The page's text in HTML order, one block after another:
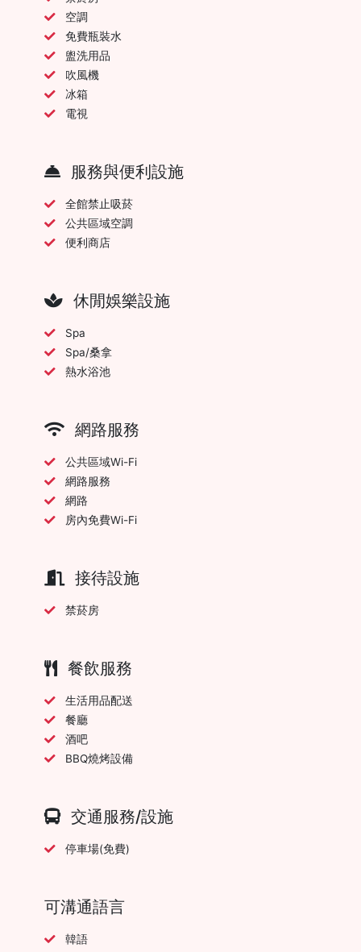
空調
免費瓶裝水
盥洗用品
吹風機
冰箱
電視
服務與便利設施
全館禁止吸菸
公共區域空調
便利商店
休閒娛樂設施
Spa
Spa/桑拿
熱水浴池
網路服務
公共區域Wi-Fi
網路服務
網路
房內免費Wi-Fi
接待設施
禁菸房
餐飲服務
生活用品配送
餐廳
酒吧
BBQ燒烤設備
交通服務/設施
停車場(免費)
可溝通語言
韓語